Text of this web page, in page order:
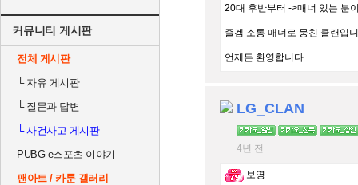
커뮤니티 게시판
전체 게시판
└자유 게시판
└질문과 답변
└사건사고 게시판
PUBG e스포츠 이야기
팬아트 / 카툰 갤러리
20대 후반부터 ->매너 있는 분
즐겜 소통 매너로 뭉친 클랜입
언제든 환영합니다
LG_CLAN
4년 전
보영